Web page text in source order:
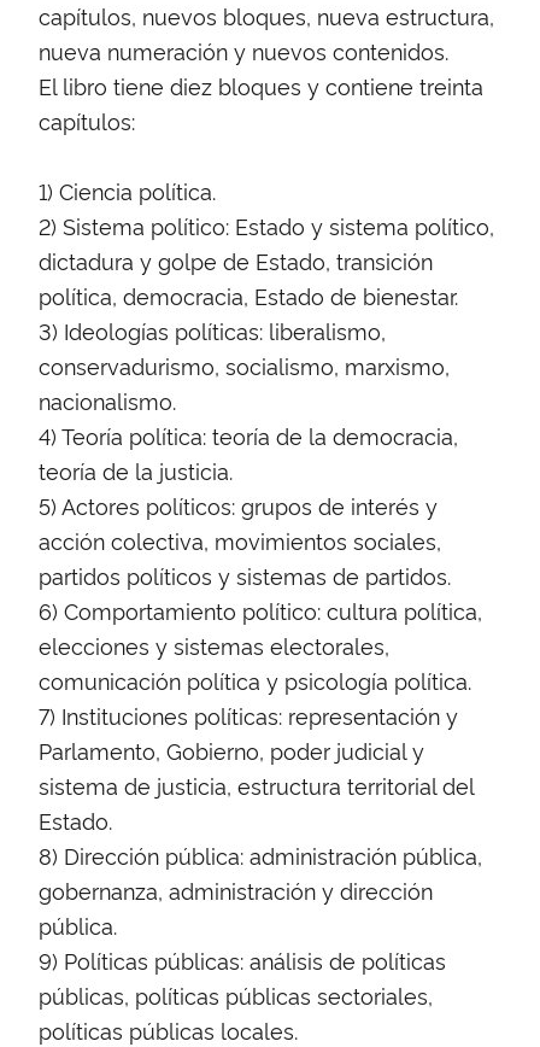
capítulos, nuevos bloques, nueva estructura,
nueva numeración y nuevos contenidos.
El libro tiene diez bloques y contiene treinta
capítulos:
1) Ciencia política.
2) Sistema político: Estado y sistema político,
dictadura y golpe de Estado, transición
política, democracia, Estado de bienestar.
3) Ideologías políticas: liberalismo,
conservadurismo, socialismo, marxismo,
nacionalismo.
4) Teoría política: teoría de la democracia,
teoría de la justicia.
5) Actores políticos: grupos de interés y
acción colectiva, movimientos sociales,
partidos políticos y sistemas de partidos.
6) Comportamiento político: cultura política,
elecciones y sistemas electorales,
comunicación política y psicología política.
7) Instituciones políticas: representación y
Parlamento, Gobierno, poder judicial y
sistema de justicia, estructura territorial del
Estado.
8) Dirección pública: administración pública,
gobernanza, administración y dirección
pública.
9) Políticas públicas: análisis de políticas
públicas, políticas públicas sectoriales,
políticas públicas locales.